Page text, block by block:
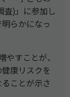
査)」に参加し
らかになっ
すことが、
康リスクを
ことが示さ